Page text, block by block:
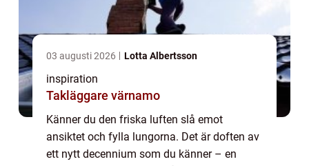
03 augusti 2026 Lotta Albertsson
inspiration
Takläggare värnamo
Känner du den friska luften slå emot
ansiktet och fylla lungorna. Det är doften av
ett nytt decennium som du känner – en